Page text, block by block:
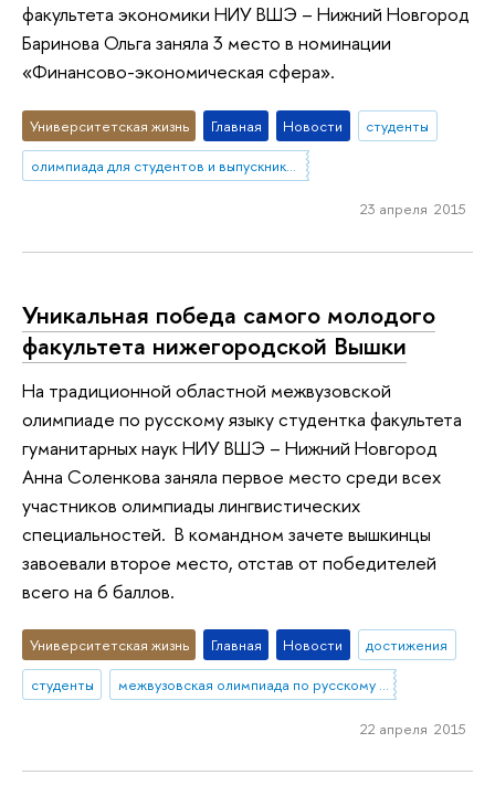
факультета экономики НИУ ВШЭ – Нижний Новгород
Баринова Ольга заняла 3 место в номинации
«Финансово-экономическая сфера».
Университетская жизнь Главная Новости
студенты
олимпиада для студентов и выпускников вузов
23 апреля 2015
Уникальная победа самого молодого
факультета нижегородской Вышки
На традиционной областной межвузовской
олимпиаде по русскому языку студентка факультета
гуманитарных наук НИУ ВШЭ – Нижний Новгород
Анна Соленкова заняла первое место среди всех
участников олимпиады лингвистических
специальностей. В командном зачете вышкинцы
завоевали второе место, отстав от победителей
всего на 6 баллов.
Университетская жизнь Главная Новости
достижения
студенты
межвузовская олимпиада по русскому языку
22 апреля 2015